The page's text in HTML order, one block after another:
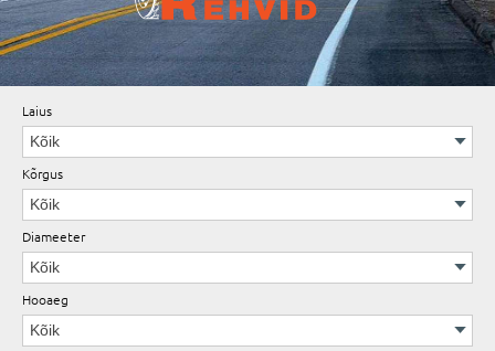
Tööstus ja põllumajandus
Veljed
Laius
Kõrgus
Diameeter
Hooaeg